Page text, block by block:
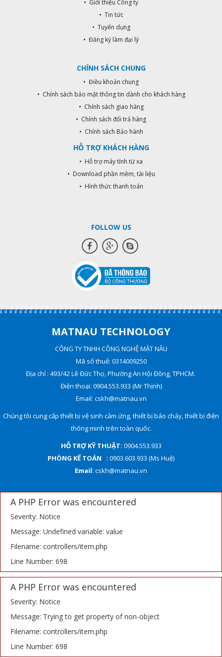
• Giới thiệu Công ty
• Tin tức
• Tuyển dụng
• Đăng ký làm đại lý
CHÍNH SÁCH CHUNG
• Điều khoản chung
• Chính sách bảo mật thông tin dành cho khách hàng
• Chính sách giao hàng
• Chính sách đổi trả hàng
• Chính sách Bảo hành
HỖ TRỢ KHÁCH HÀNG
• Hỗ trợ máy tính từ xa
• Download phần mềm, tài liệu
• Hình thức thanh toán
FOLLOW US
MATNAU TECHNOLOGY
CÔNG TY TNHH CÔNG NGHỆ MẶT NÂU
Mã số thuế: 0314009250
Địa chỉ : 493/42 Lê Đức Thọ, Phường An Hội Đông, TPHCM.
Điện thoại: 0904.553.933 (Mr Thịnh)
Email: cskh@matnau.vn
Chúng tôi cung cấp thiết bị vệ sinh cảm ứng, thiết bị báo cháy, thiết bị điện
thông minh trên toàn quốc.
HỖ TRỢ KỸ THUẬT: 0904.553.933
PHÒNG KẾ TOÁN : 0903.603.933 (Ms Huệ)
Email: cskh@matnau.vn
A PHP Error was encountered
Severity: Notice
Message: Undefined variable: value
Filename: controllers/item.php
Line Number: 698
A PHP Error was encountered
Severity: Notice
Message: Trying to get property of non-object
Filename: controllers/item.php
Line Number: 698